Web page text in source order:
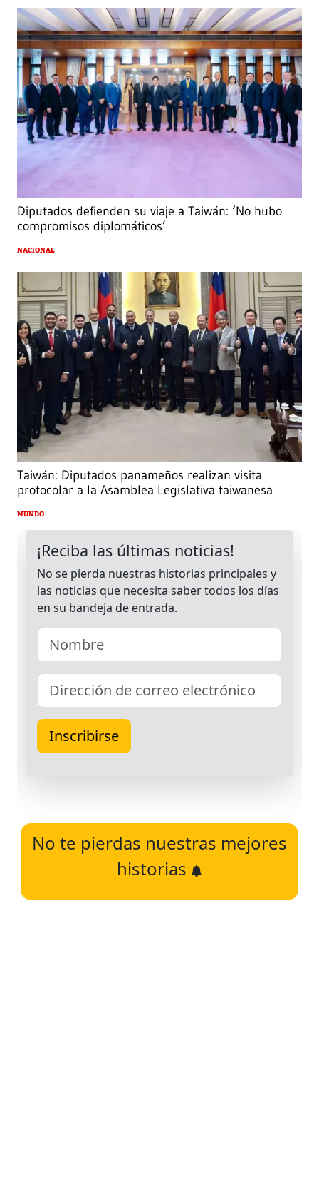
Diputados defienden su viaje a Taiwán: ‘No hubo
compromisos diplomáticos’
NACIONAL
Taiwán: Diputados panameños realizan visita
protocolar a la Asamblea Legislativa taiwanesa
MUNDO
No te pierdas nuestras mejores
historias